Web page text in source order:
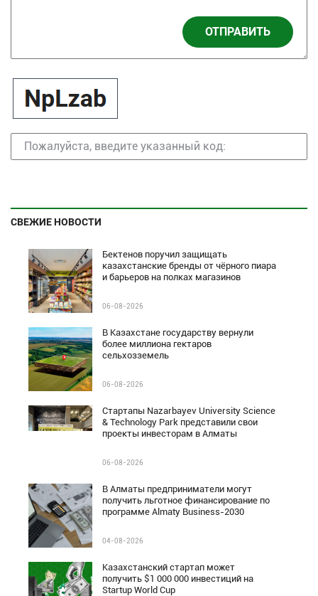
ОТПРАВИТЬ
СВЕЖИЕ НОВОСТИ
Бектенов поручил защищать
казахстанские бренды от чёрного пиара
и барьеров на полках магазинов
06-08-2026
В Казахстане государству вернули
более миллиона гектаров
сельхозземель
06-08-2026
Стартапы Nazarbayev University Science
& Technology Park представили свои
проекты инвесторам в Алматы
06-08-2026
В Алматы предприниматели могут
получить льготное финансирование по
программе Almaty Business-2030
04-08-2026
Казахстанский стартап может
получить $1 000 000 инвестиций на
Startup World Cup